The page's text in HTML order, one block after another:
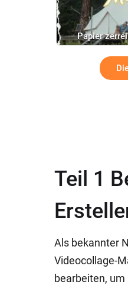
Papier
Teil 1
Als bekannter
Videocollage-
bearbeiten,